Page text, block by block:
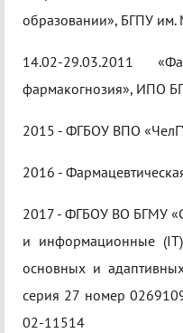
образовании», БГПУ им.
14.02-29.03.2011
фармакогнозия», ИПО
2015 - ФГБОУ ВПО
2016 -
2017 - ФГБОУ ВО БГМУ
и информационные
основных и
серия 27 номер
02-11514